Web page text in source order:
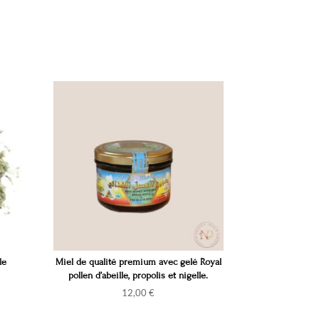
Miel de qualité premium avec gelé Royal
pollen d’abeille, propolis et nigelle.
12,00€